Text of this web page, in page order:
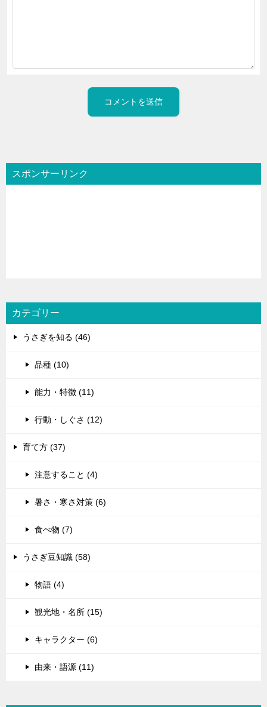
スポンサーリンク
カテゴリー
うさぎを知る (46)
品種 (10)
能力・特徴 (11)
行動・しぐさ (12)
育て方 (37)
注意すること (4)
暑さ・寒さ対策 (6)
食べ物 (7)
うさぎ豆知識 (58)
物語 (4)
観光地・名所 (15)
キャラクター (6)
由来・語源 (11)